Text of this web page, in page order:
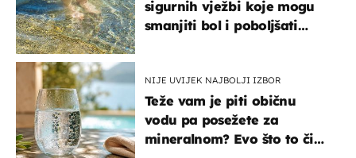
sigurnih vježbi koje mogu
smanjiti bol i poboljšati
NIJE UVIJEK NAJBOLJI IZBOR
Teže vam je piti običnu
vodu pa posežete za
mineralnom? Evo što to čini